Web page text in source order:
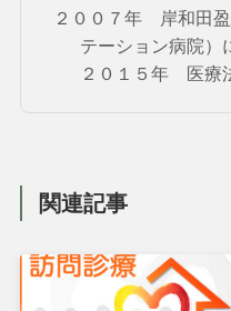
２００７年 岸和田
テーション病院）
２０１５年 医
関連記事